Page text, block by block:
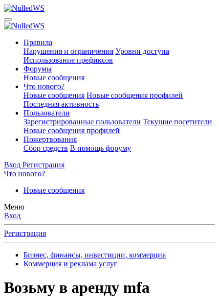
Правила
Нарушения и ограничения Уровни доступа
Использование префиксов
Форумы
Новые сообщения
Что нового?
Новые сообщения Новые сообщения профилей
Последняя активность
Пользователи
Зарегистрированные пользователи Текущие посетители
Новые сообщения профилей
Пожертвования
Сбор средств В помощь форуму
Вход Регистрация
Что нового?
Новые сообщения
Меню
Вход
Регистрация
Бизнес, финансы, инвестиции, коммерция
Коммерция и реклама услуг
Возьму в аренду mfa